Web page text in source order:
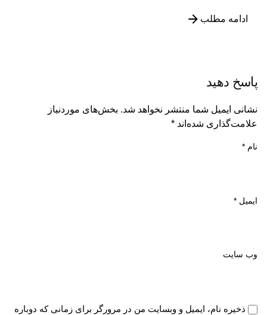
ادامه مطلب
پاسخ دهید
نشانی ایمیل شما منتشر نخواهد شد. بخش‌های موردنیاز
علامت‌گذاری شده‌اند *
نام*
ایمیل*
وب‌ سایت
ذخیره نام، ایمیل و وبسایت من در مرورگر برای زمانی که دوباره